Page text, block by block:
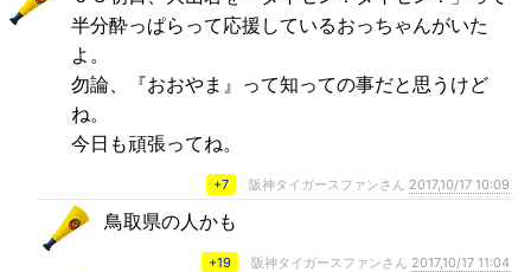
半分酔っぱらって応援しているおっちゃんがいた
よ。
勿論、『おおやま』って知っての事だと思うけど
ね。
今日も頑張ってね。
+7 阪神タイガースファンさん 2017,10/17 10:09
鳥取県の人かも
+19 阪神タイガースファンさん 2017,10/17 11:04